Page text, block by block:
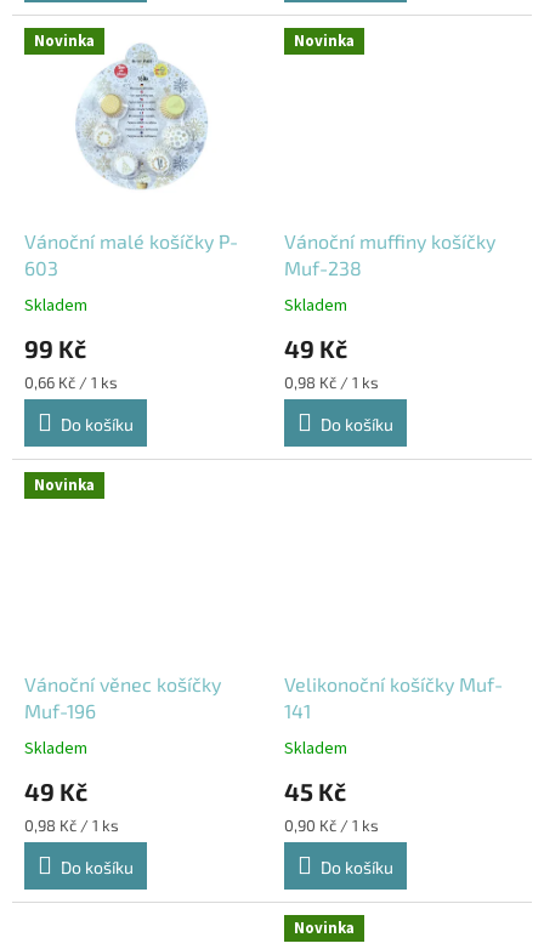
Novinka
Vánoční malé košíčky P-
603
Skladem
99 Kč
Měrná
cena:
0,66 Kč / 1 ks
Do košíku
Novinka
Vánoční muffiny košíčky
Muf-238
Skladem
49 Kč
Měrná
cena:
0,98 Kč / 1 ks
Do košíku
Novinka
Vánoční věnec košíčky
Muf-196
Skladem
49 Kč
Měrná
cena:
0,98 Kč / 1 ks
Do košíku
Velikonoční košíčky Muf-
141
Skladem
45 Kč
Měrná
cena:
0,90 Kč / 1 ks
Do košíku
Novinka